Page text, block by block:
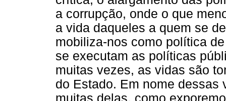
a corrupção, onde o que
a vida daqueles a quem se
mobiliza-nos como política
se executam as políticas
muitas vezes, as vidas são
do Estado. Em nome dessas
muitas delas, como